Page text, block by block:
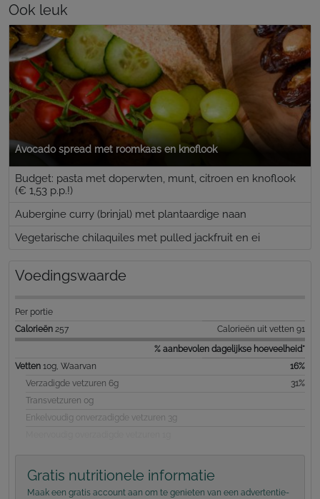
Ook leuk
Avocado spread met roomkaas en knoflook
Budget: pasta met doperwten, munt, citroen en knoflook
(€ 1,53 p.p.!)
Aubergine curry (brinjal) met plantaardige naan
Vegetarische chilaquiles met pulled jackfruit en ei
Voedingswaarde
Per portie
Calorieën 257
Calorieën uit vetten 91
% aanbevolen dagelijkse hoeveelheid*
Vetten 10g, Waarvan
16%
Verzadigde vetzuren 6g
31%
Transvetzuren 0g
Enkelvoudig onverzadigde vetzuren 3g
Gratis nutritionele informatie
Maak een gratis account aan om te genieten van een advertentie-